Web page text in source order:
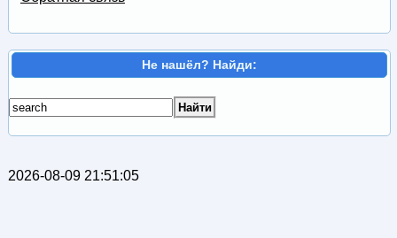
Не нашёл? Найди:
2026-08-09 21:51:05